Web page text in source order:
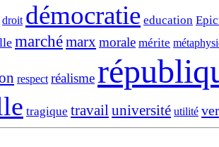
droit démocratie education
marchémarxmorale mérite
respect réalisme
tragique travailuniversité utilité